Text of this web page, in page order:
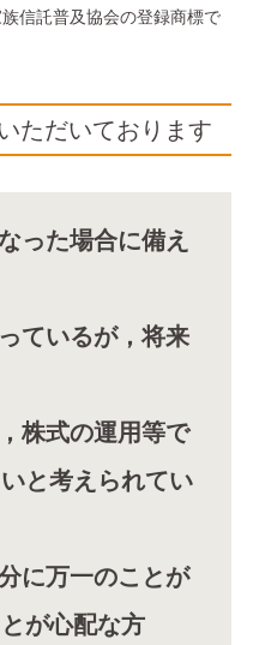
信託普及協会の登録商標で
ただいております
った場合に備え
ているが，将来
株式の運用等で
と考えられてい
に万一のことが
が心配な方